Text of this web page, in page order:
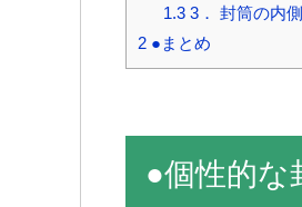
1.3 3． 封筒の内
2 ●まとめ
●個性的な